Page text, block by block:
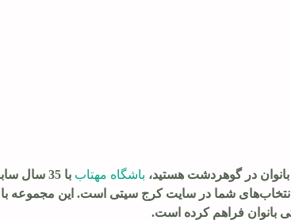
بانوان در گوهردشت هستید، باشگاه مهتاب
با 35
انتخاب‌های شما در سایت کرج سیتی است. این مجموعه
بانوان فراهم کرده است.